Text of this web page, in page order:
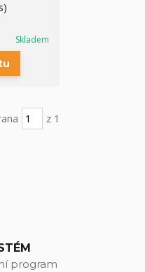
Skladem
z 1
program